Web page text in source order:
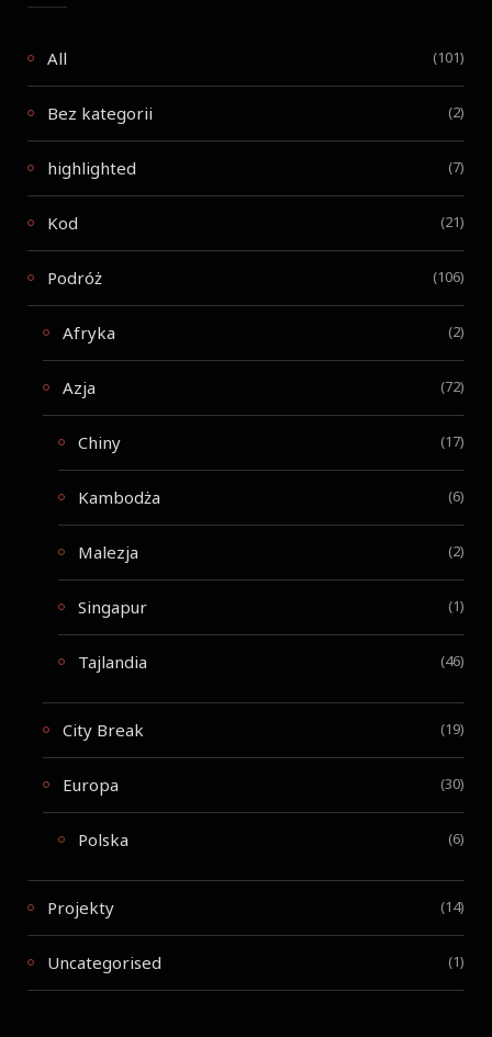
All (101)
Bez kategorii (2)
highlighted (7)
Kod (21)
Podróż (106)
Afryka (2)
Azja (72)
Chiny (17)
Kambodża (6)
Malezja (2)
Singapur (1)
Tajlandia (46)
City Break (19)
Europa (30)
Polska (6)
Projekty (14)
Uncategorised (1)